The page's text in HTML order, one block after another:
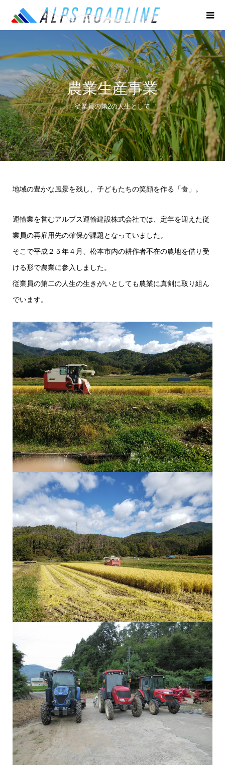
農業生産事業
従業員の第2の人生として
地域の豊かな風景を残し、子どもたちの笑顔を作る「食」。
運輸業を営むアルプス運輸建設株式会社では、定年を迎えた従
業員の再雇用先の確保が課題となっていました。
そこで平成２５年４月、松本市内の耕作者不在の農地を借り受
ける形で農業に参入しました。
従業員の第二の人生の生きがいとしても農業に真剣に取り組ん
でいます。